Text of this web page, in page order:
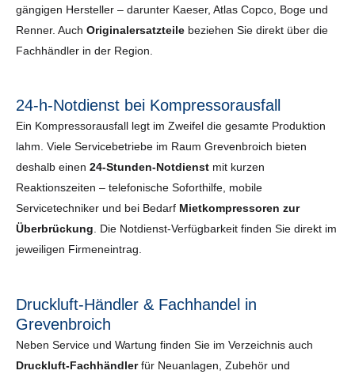
gängigen Hersteller – darunter Kaeser, Atlas Copco, Boge und
Renner. Auch Originalersatzteile beziehen Sie direkt über die
Fachhändler in der Region.
24-h-Notdienst bei Kompressorausfall
Ein Kompressorausfall legt im Zweifel die gesamte Produktion
lahm. Viele Servicebetriebe im Raum Grevenbroich bieten
deshalb einen 24-Stunden-Notdienst mit kurzen
Reaktionszeiten – telefonische Soforthilfe, mobile
Servicetechniker und bei Bedarf Mietkompressoren zur
Überbrückung. Die Notdienst-Verfügbarkeit finden Sie direkt im
jeweiligen Firmeneintrag.
Druckluft-Händler & Fachhandel in
Grevenbroich
Neben Service und Wartung finden Sie im Verzeichnis auch
Druckluft-Fachhändlerfür Neuanlagen, Zubehör und